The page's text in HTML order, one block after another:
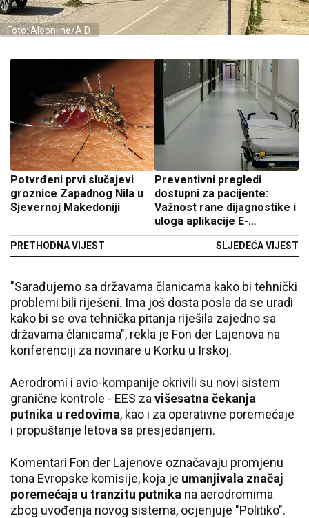
Foto: Aloonline/A.D.
Potvrđeni prvi slučajevi
groznice Zapadnog Nila u
Sjevernoj Makedoniji
PRETHODNA VIJEST
Preventivni pregledi
dostupni za pacijente:
Važnost rane dijagnostike i
uloga aplikacije E-
prevencija
SLJEDEĆA VIJEST
"Sarađujemo sa državama članicama kako bi tehnički
problemi bili riješeni. Ima još dosta posla da se uradi
kako bi se ova tehnička pitanja riješila zajedno sa
državama članicama", rekla je Fon der Lajenova na
konferenciji za novinare u Korku u Irskoj.
Aerodromi i avio-kompanije okrivili su novi sistem
granične kontrole - EES za višesatna čekanja
putnika u redovima, kao i za operativne poremećaje
i propuštanje letova sa presjedanjem.
Komentari Fon der Lajenove označavaju promjenu
tona Evropske komisije, koja je umanjivala značaj
poremećaja u tranzitu putnika na aerodromima
zbog uvođenja novog sistema, ocjenjuje "Politiko".